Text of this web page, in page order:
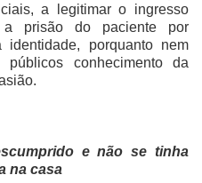
a legitimar o ingresso
a prisão do paciente por
porquanto nem
conhecimento da
e não se tinha
na casa